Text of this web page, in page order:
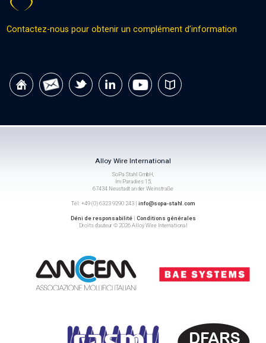
Contactez-nous pour obtenir un complément d’information
Alloy Wire International
SoPa Stahl GmbH,
Im Paradies 15,
67434 Neustadt an der Weinstraße
Tél: +49 (0) 6323 9290 243 | info@sopa-stahl.com
Déni de responsabilité| Conditions générales
Droits d’auteur © 2026 Alloy Wire International